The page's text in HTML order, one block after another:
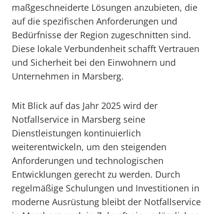
maßgeschneiderte Lösungen anzubieten, die
auf die spezifischen Anforderungen und
Bedürfnisse der Region zugeschnitten sind.
Diese lokale Verbundenheit schafft Vertrauen
und Sicherheit bei den Einwohnern und
Unternehmen in Marsberg.
Mit Blick auf das Jahr 2025 wird der
Notfallservice in Marsberg seine
Dienstleistungen kontinuierlich
weiterentwickeln, um den steigenden
Anforderungen und technologischen
Entwicklungen gerecht zu werden. Durch
regelmäßige Schulungen und Investitionen in
moderne Ausrüstung bleibt der Notfallservice